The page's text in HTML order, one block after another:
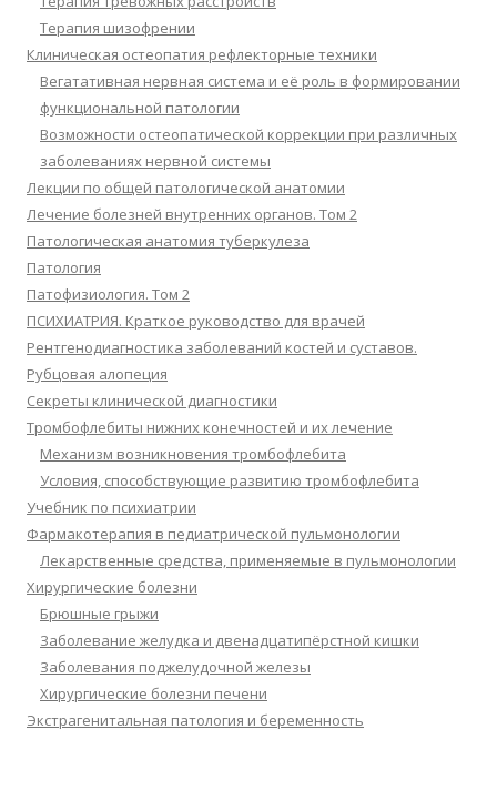
Терапия шизофрении
Клиническая остеопатия рефлекторные техники
Вегатативная нервная система и её роль в формировании
функциональной патологии
Возможности остеопатической коррекции при различных
заболеваниях нервной системы
Лекции по общей патологической анатомии
Лечение болезней внутренних органов. Том 2
Патологическая анатомия туберкулеза
Патология
Патофизиология. Том 2
ПСИХИАТРИЯ. Краткое руководство для врачей
Рентгенодиагностика заболеваний костей и суставов.
Рубцовая алопеция
Секреты клинической диагностики
Тромбофлебиты нижних конечностей и их лечение
Механизм возникновения тромбофлебита
Условия, способствующие развитию тромбофлебита
Учебник по психиатрии
Фармакотерапия в педиатрической пульмонологии
Лекарственные средства, применяемые в пульмонологии
Хирургические болезни
Брюшные грыжи
Заболевание желудка и двенадцатипёрстной кишки
Заболевания поджелудочной железы
Хирургические болезни печени
Экстрагенитальная патология и беременность